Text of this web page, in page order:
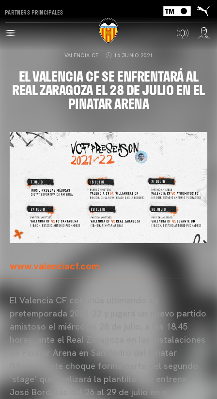
PARTNERS PRINCIPALES
VALENCIA CF 16 JUNIO 2021
EL VALENCIA CF SE ENFRENTARÁ AL
REAL ZARAGOZA EL 28 DE JULIO EN EL
PINATAR ARENA
www.valenciacf.com
El Valencia CF continúa ultimando su
pretemporada 2021-22 y jugará un nuevo partido
amistoso el miércoles 28 de julio, a las 18.45
horas, ante el Real Zaragoza en las instalaciones
de Pinatar Arena en San Pedro del Pinatar
(Murcia). Este choque forma parte del segundo
‘stage’ que realizará la plantilla que entrena
José Bordalás del 26 al 29 de julio en el